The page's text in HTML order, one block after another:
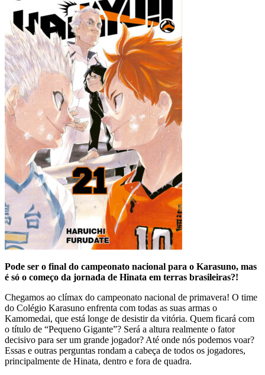
Pode ser o final do campeonato nacional para o Karasuno, mas
é só o começo da jornada de Hinata em terras brasileiras?!
Chegamos ao clímax do campeonato nacional de primavera! O time
do Colégio Karasuno enfrenta com todas as suas armas o
Kamomedai, que está longe de desistir da vitória. Quem ficará com
o título de “Pequeno Gigante”? Será a altura realmente o fator
decisivo para ser um grande jogador? Até onde nós podemos voar?
Essas e outras perguntas rondam a cabeça de todos os jogadores,
principalmente de Hinata, dentro e fora de quadra.